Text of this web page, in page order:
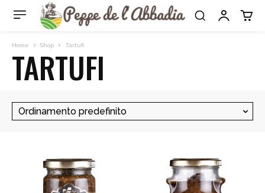
Home Shop Tartufi
TARTUFI